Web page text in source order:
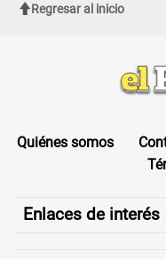
Regresar al inicio
Quiénes somos
Enlaces de interés